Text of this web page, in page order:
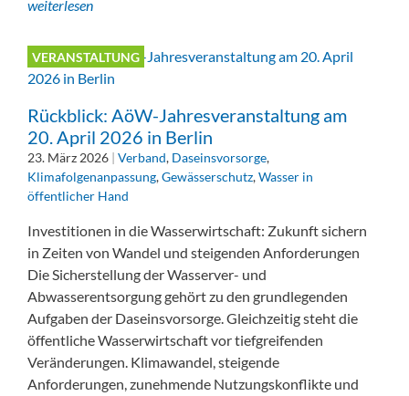
weiterlesen
VERANSTALTUNG
Rückblick: AöW-Jahresveranstaltung am
20. April 2026 in Berlin
23. März 2026 | Verband, Daseinsvorsorge,
Klimafolgenanpassung,Gewässerschutz,Wasser in
öffentlicher Hand
Investitionen in die Wasserwirtschaft: Zukunft sichern
in Zeiten von Wandel und steigenden Anforderungen
Die Sicherstellung der Wasserver- und
Abwasserentsorgung gehört zu den grundlegenden
Aufgaben der Daseinsvorsorge. Gleichzeitig steht die
öffentliche Wasserwirtschaft vor tiefgreifenden
Veränderungen. Klimawandel, steigende
Anforderungen, zunehmende Nutzungskonflikte und